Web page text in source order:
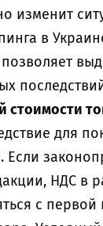
изменит
в
стоимости
для
НДС в
с первой